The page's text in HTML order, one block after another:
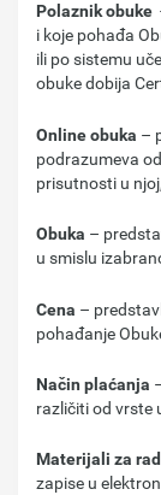
Polaznik obuke
i koje pohađa
ili po sistemu
obuke dobija
Online obuka –
podrazumeva
prisutnosti u
Obuka –
u smislu
Cena –
pohađanje
Način plaćanja
različiti od vrste
Materijali za rad
zapise u